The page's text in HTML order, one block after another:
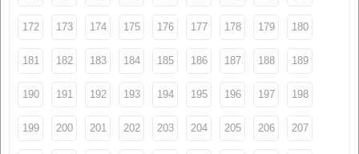
172 173 174 175 176 177 178 179 180
181 182 183 184 185 186 187 188 189
190 191 192 193 194 195 196 197 198
199 200 201 202 203 204 205 206 207